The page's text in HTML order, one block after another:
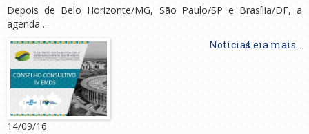
Depois de Belo Horizonte/MG, São Paulo/SP e Brasília/DF, a
agenda ...
NotíciasLeia mais...
14/09/16